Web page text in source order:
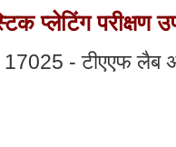
प्लेटिंग परीक्षण
- टीएएफ लैब